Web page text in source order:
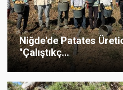
Niğde'de Patates
"Çalıştıkç...